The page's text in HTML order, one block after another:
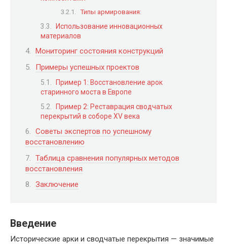
Типы армирования:
Использование инновационных
материалов
Мониторинг состояния конструкций
Примеры успешных проектов
Пример 1: Восстановление арок
старинного моста в Европе
Пример 2: Реставрация сводчатых
перекрытий в соборе XV века
Советы экспертов по успешному
восстановлению
Таблица сравнения популярных методов
восстановления
Заключение
Введение
Исторические арки и сводчатые перекрытия — значимые